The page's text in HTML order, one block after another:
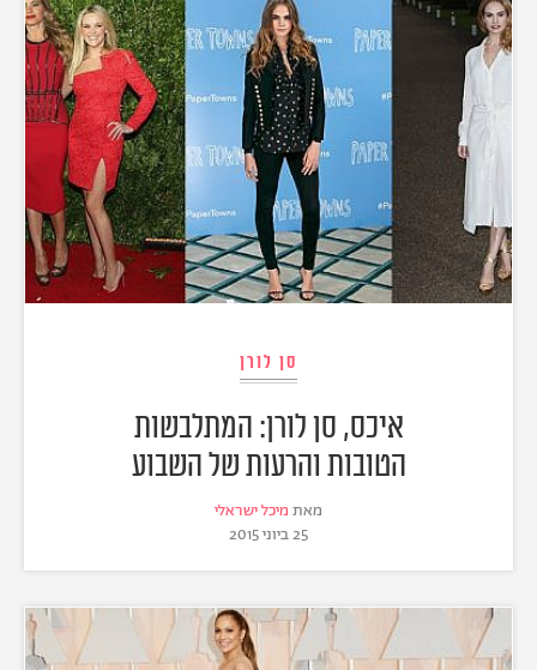
סן לורן
איכס, סן לורן: המתלבשות
הטובות והרעות של השבוע
מאת מיכל ישראלי
25 ביוני 2015